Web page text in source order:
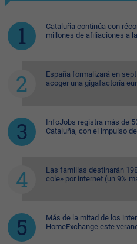
Cataluña continúa con
millones de afiliaciones a
España formalizará en
acoger una gigafactoría
InfoJobs registra más de
Cataluña, con el impulso
Las familias destinarán
cole» por internet (un 9%
Más de la mitad de los
HomeExchange este